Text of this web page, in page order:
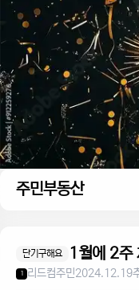
주민부동산
단기구해요 1월에 2주
1 리드컴주민2024.12.19